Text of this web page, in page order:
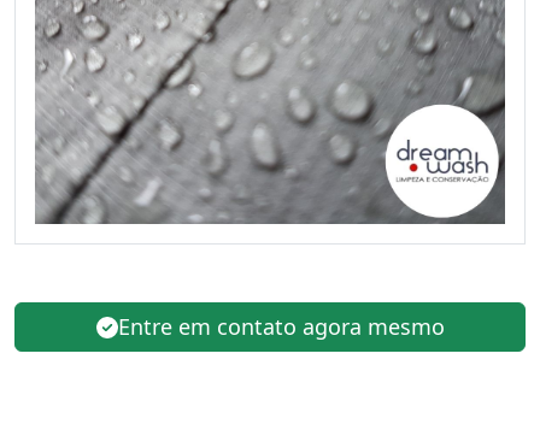
Entre em contato agora mesmo